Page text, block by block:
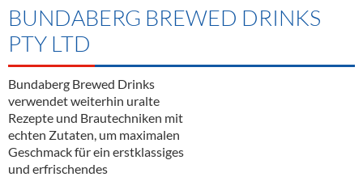
Unser Liefergebiet
Kontakt
Angebote Gastronomie & Großhandel
Gastronomie
Großhandel
"DroughtMaster"
Neuigkeiten
Termine
MARKEN & PRODUKTE
Sirup
Spirituosen
Bier
Kommisionskauf & Lieferbedingungen
Fremddienstleistungen
BUNDABERG BREWED DRINKS
PTY LTD
Bundaberg Brewed Drinks
verwendet weiterhin uralte
Rezepte und Brautechniken mit
echten Zutaten, um maximalen
Geschmack für ein erstklassiges
und erfrischendes